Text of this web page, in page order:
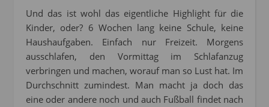
Und das ist wohl das eigentliche Highlight für die
Kinder, oder? 6 Wochen lang keine Schule, keine
Haushaufgaben. Einfach nur Freizeit. Morgens
ausschlafen, den Vormittag im Schlafanzug
verbringen und machen, worauf man so Lust hat. Im
Durchschnitt zumindest. Man macht ja doch das
eine oder andere noch und auch Fußball findet nach